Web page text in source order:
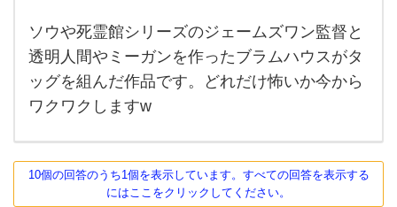
ゴ
ジ
ラ
グス
マン
の監
督
ソウや死霊館シリーズのジェームズワン監督と
透明人間やミーガンを作ったブラムハウスがタ
ッグを組んだ作品です。どれだけ怖いか今から
ワクワクしますw
10個の回答のうち1個を表示しています。すべての回答を表示する
にはここをクリックしてください。